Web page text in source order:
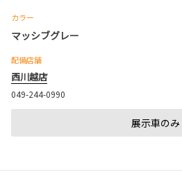
カラー
マッシブグレー
配備店舗
西川越店
049-244-0990
展示車のみ